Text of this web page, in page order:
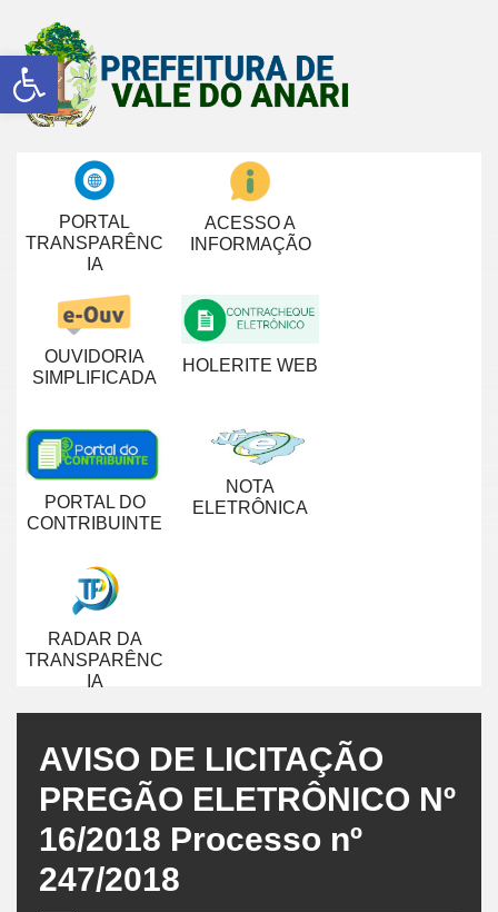
Abrir a barra de ferramentas
PORTAL
TRANSPARÊNC
IA
ACESSO A
INFORMAÇÃO
OUVIDORIA
SIMPLIFICADA
HOLERITE WEB
PORTAL DO
CONTRIBUINTE
NOTA
ELETRÔNICA
RADAR DA
TRANSPARÊNC
IA
AVISO DE LICITAÇÃO
PREGÃO ELETRÔNICO Nº
16/2018 Processo nº
247/2018